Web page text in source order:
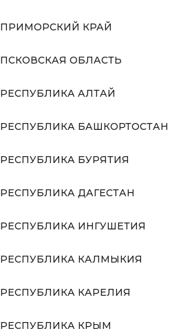
ПРИМОРСКИЙ КРАЙ
ПСКОВСКАЯ ОБЛАСТЬ
РЕСПУБЛИКА АЛТАЙ
РЕСПУБЛИКА БАШКОРТОСТАН
РЕСПУБЛИКА БУРЯТИЯ
РЕСПУБЛИКА ДАГЕСТАН
РЕСПУБЛИКА ИНГУШЕТИЯ
РЕСПУБЛИКА КАЛМЫКИЯ
РЕСПУБЛИКА КАРЕЛИЯ
РЕСПУБЛИКА КРЫМ